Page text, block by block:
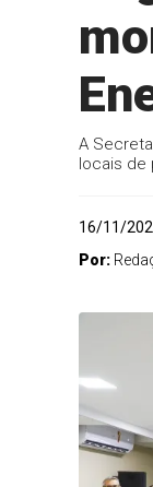
A
locais de
16/11/
Por: